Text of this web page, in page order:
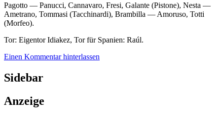
Pagotto — Panucci, Cannavaro, Fresi, Galante (Pistone), Nesta —
Ametrano, Tommasi (Tacchinardi), Brambilla — Amoruso, Totti
(Morfeo).
Tor: Eigentor Idiakez, Tor für Spanien: Raúl.
Einen Kommentar hinterlassen
Sidebar
Anzeige